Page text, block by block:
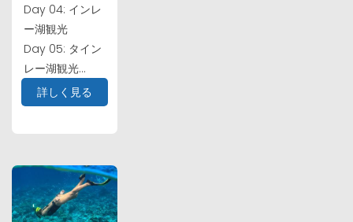
Day 04: インレ
ー湖観光
Day 05: タイン
レー湖観光...
詳しく見る